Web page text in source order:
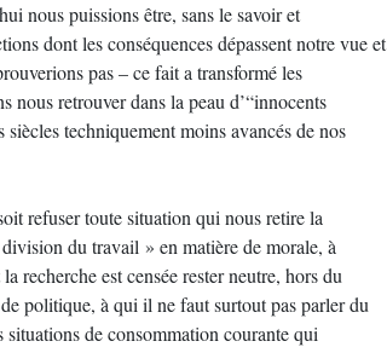
nous puissions être, sans le savoir et
dont les conséquences dépassent notre vue et
pas – ce fait a transformé les
nous retrouver dans la peau d’“innocents
techniquement moins avancés de nos
refuser toute situation qui nous retire la
du travail » en matière de morale, à
recherche est censée rester neutre, hors du
politique, à qui il ne faut surtout pas parler du
situations de consommation courante qui